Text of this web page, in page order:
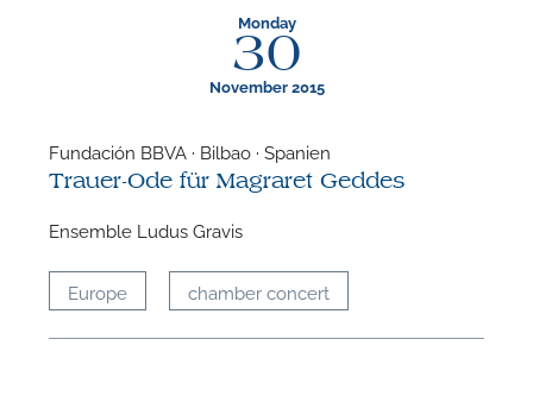
Monday
30
November 2015
Fundación BBVA · Bilbao · Spanien
Trauer-Ode für Magraret Geddes
Ensemble Ludus Gravis
Europe chamber concert